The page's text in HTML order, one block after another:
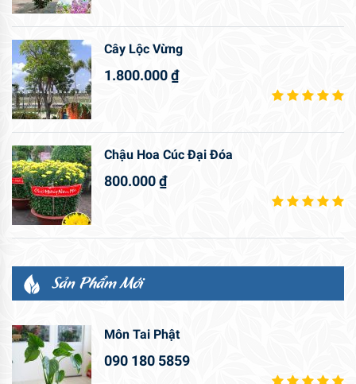
Cây Lộc Vừng
1.800.000₫
Chậu Hoa Cúc Đại Đóa
800.000₫
Sản Phẩm Mới
Môn Tai Phật
090 180 5859